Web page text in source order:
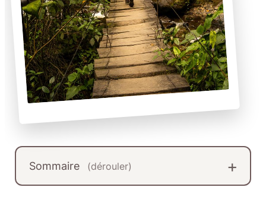
Sommaire (dérouler)